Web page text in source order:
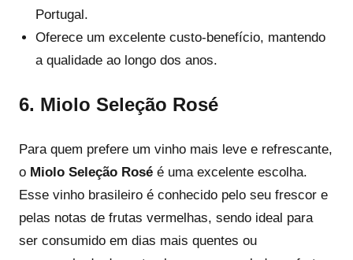
Portugal.
Oferece um excelente custo-benefício, mantendo
a qualidade ao longo dos anos.
6. Miolo Seleção Rosé
Para quem prefere um vinho mais leve e refrescante,
o Miolo Seleção Rosé é uma excelente escolha.
Esse vinho brasileiro é conhecido pelo seu frescor e
pelas notas de frutas vermelhas, sendo ideal para
ser consumido em dias mais quentes ou